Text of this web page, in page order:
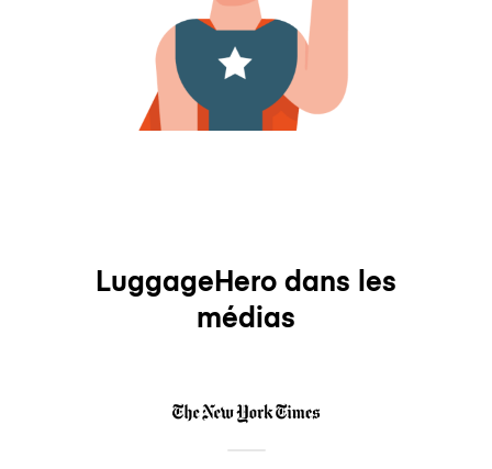
LuggageHero dans les
médias